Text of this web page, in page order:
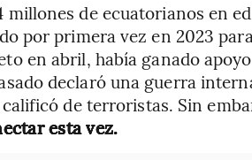
millones de ecuatorianos en
por primera vez en 2023
en abril, había ganado
declaró una guerra
de terroristas. Sin
esta vez.